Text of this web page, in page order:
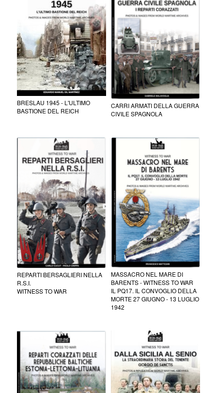
BRESLAU 1945 - L'ULTIMO
BASTIONE DEL REICH
CARRI ARMATI DELLA GUERRA
CIVILE SPAGNOLA
REPARTI BERSAGLIERI NELLA
R.S.I.
WITNESS TO WAR
MASSACRO NEL MARE DI
BARENTS - WITNESS TO WAR
IL PQ17. IL CONVOGLIO DELLA
MORTE 27 GIUGNO - 13 LUGLIO
1942